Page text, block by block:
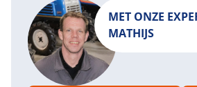
MET ONZE
MATHIJS